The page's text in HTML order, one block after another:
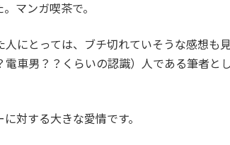
マンガ喫茶で。
にとっては、ブチ切れていそうな感想
車男？？くらいの認識）人である筆者
対する大きな愛情です。